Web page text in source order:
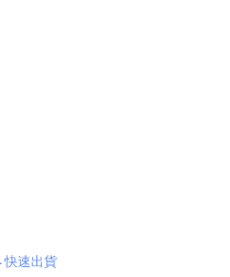
快速出貨